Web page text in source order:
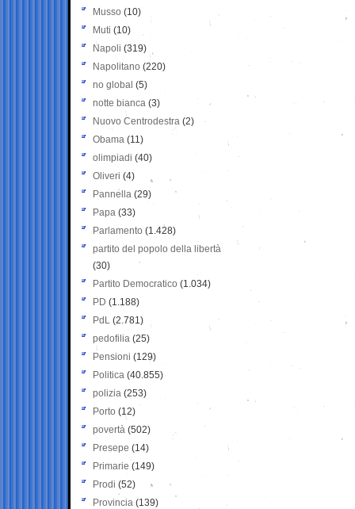
Musso (10)
Muti (10)
Napoli (319)
Napolitano (220)
no global (5)
notte bianca (3)
Nuovo Centrodestra (2)
Obama (11)
olimpiadi (40)
Oliveri (4)
Pannella (29)
Papa (33)
Parlamento (1.428)
partito del popolo della libertà
(30)
Partito Democratico (1.034)
PD (1.188)
PdL (2.781)
pedofilia (25)
Pensioni (129)
Politica (40.855)
polizia (253)
Porto (12)
povertà (502)
Presepe (14)
Primarie (149)
Prodi (52)
Provincia (139)